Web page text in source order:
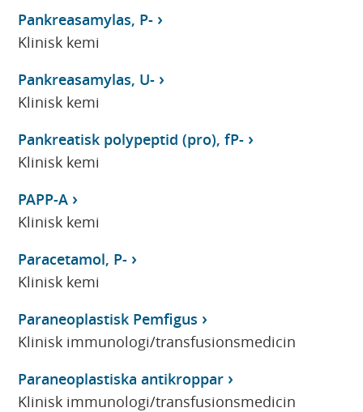
Pankreasamylas, P-
Klinisk kemi
Pankreasamylas, U-
Klinisk kemi
Pankreatisk polypeptid (pro), fP-
Klinisk kemi
PAPP-A
Klinisk kemi
Paracetamol, P-
Klinisk kemi
Paraneoplastisk Pemfigus
Klinisk immunologi/transfusionsmedicin
Paraneoplastiska antikroppar
Klinisk immunologi/transfusionsmedicin